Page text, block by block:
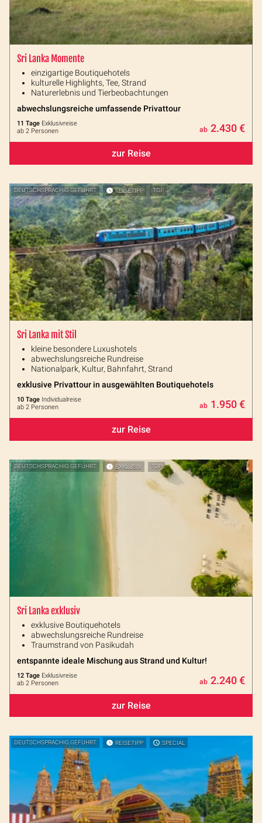
Sri Lanka Momente
einzigartige Boutiquehotels
kulturelle Highlights, Tee, Strand
Naturerlebnis und Tierbeobachtungen
abwechslungsreiche umfassende Privattour
11 Tage Exklusivreise
ab 2 Personen
ab 2.430 €
zur Reise
DEUTSCHSPRACHIG GEFÜHRT REISETIPP TOP
Sri Lanka mit Stil
kleine besondere Luxushotels
abwechslungsreiche Rundreise
Nationalpark, Kultur, Bahnfahrt, Strand
exklusive Privattour in ausgewählten Boutiquehotels
10 Tage Individualreise
ab 2 Personen
ab 1.950 €
zur Reise
DEUTSCHSPRACHIG GEFÜHRT EXKLUSIV TOP
Sri Lanka exklusiv
exklusive Boutiquehotels
abwechslungsreiche Rundreise
Traumstrand von Pasikudah
entspannte ideale Mischung aus Strand und Kultur!
12 Tage Exklusivreise
ab 2 Personen
ab 2.240 €
zur Reise
DEUTSCHSPRACHIG GEFÜHRT REISETIPP SPECIAL